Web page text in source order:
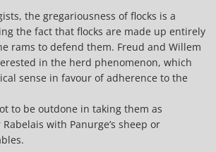
the gregariousness of flocks is a
the fact that flocks are made up entirely
rams to defend them. Freud and Willem
in the herd phenomenon, which
sense in favour of adherence to the
to be outdone in taking them as
with Panurge’s sheep or